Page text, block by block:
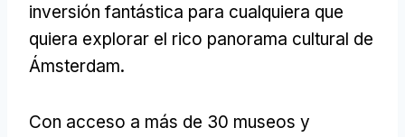
inversión fantástica para cualquiera que
quiera explorar el rico panorama cultural de
Ámsterdam.
Con acceso a más de 30 museos y